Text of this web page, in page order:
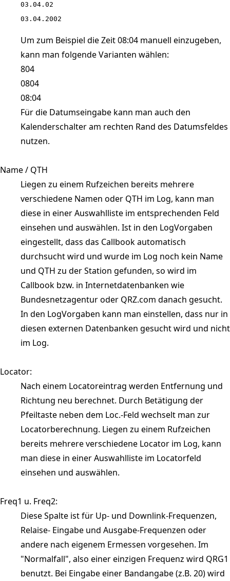
03.04.02
03.04.2002
Um zum Beispiel die Zeit 08:04 manuell einzugeben,
kann man folgende Varianten wählen:
804
0804
08:04
Für die Datumseingabe kann man auch den
Kalenderschalter am rechten Rand des Datumsfeldes
nutzen.
Name / QTH
Liegen zu einem Rufzeichen bereits mehrere
verschiedene Namen oder QTH im Log, kann man
diese in einer Auswahlliste im entsprechenden Feld
einsehen und auswählen. Ist in den LogVorgaben
eingestellt, dass das Callbook automatisch
durchsucht wird und wurde im Log noch kein Name
und QTH zu der Station gefunden, so wird im
Callbook bzw. in Internetdatenbanken wie
Bundesnetzagentur oder QRZ.com danach gesucht.
In den LogVorgaben kann man einstellen, dass nur in
diesen externen Datenbanken gesucht wird und nicht
im Log.
Locator:
Nach einem Locatoreintrag werden Entfernung und
Richtung neu berechnet. Durch Betätigung der
Pfeiltaste neben dem Loc.-Feld wechselt man zur
Locatorberechnung. Liegen zu einem Rufzeichen
bereits mehrere verschiedene Locator im Log, kann
man diese in einer Auswahlliste im Locatorfeld
einsehen und auswählen.
Freq1 u. Freq2:
Diese Spalte ist für Up- und Downlink-Frequenzen,
Relaise- Eingabe und Ausgabe-Frequenzen oder
andere nach eigenem Ermessen vorgesehen. Im
"Normalfall", also einer einzigen Frequenz wird QRG1
benutzt. Bei Eingabe einer Bandangabe (z.B. 20) wird